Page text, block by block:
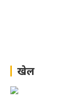
खेल